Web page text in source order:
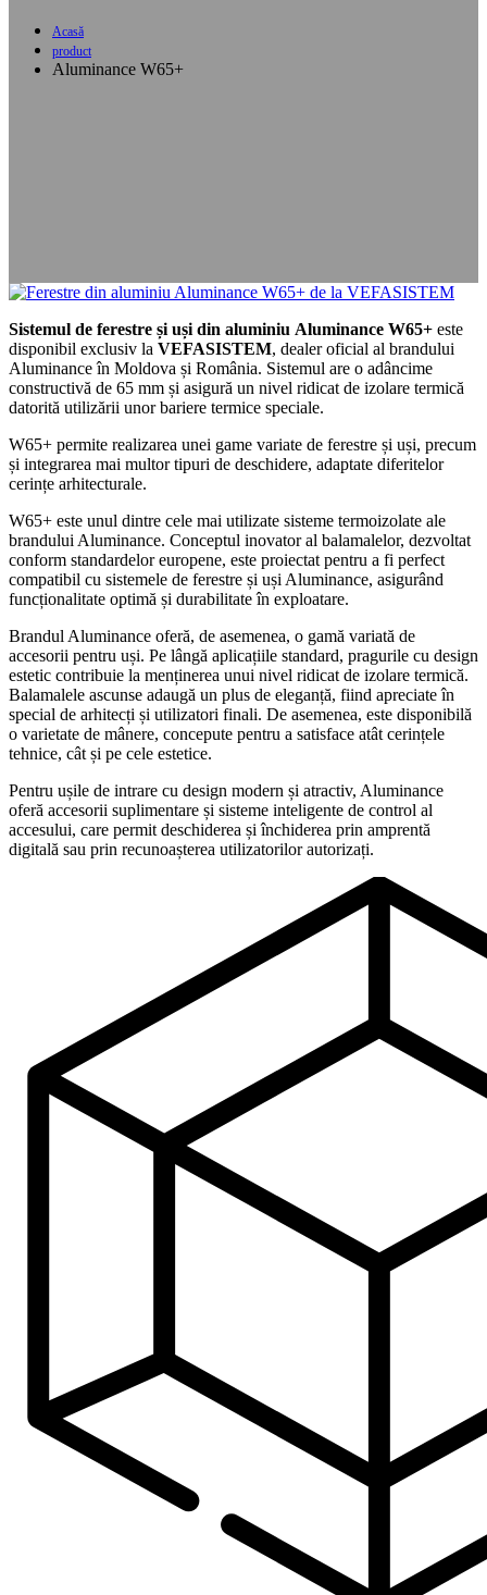
Acasă
product
Aluminance W65+
Sistemul de ferestre și uși din aluminiu Aluminance W65+ este
disponibil exclusiv la VEFASISTEM, dealer oficial al brandului
Aluminance în Moldova și România. Sistemul are o adâncime
constructivă de 65 mm și asigură un nivel ridicat de izolare termică
datorită utilizării unor bariere termice speciale.
W65+ permite realizarea unei game variate de ferestre și uși, precum
și integrarea mai multor tipuri de deschidere, adaptate diferitelor
cerințe arhitecturale.
W65+ este unul dintre cele mai utilizate sisteme termoizolate ale
brandului Aluminance. Conceptul inovator al balamalelor, dezvoltat
conform standardelor europene, este proiectat pentru a fi perfect
compatibil cu sistemele de ferestre și uși Aluminance, asigurând
funcționalitate optimă și durabilitate în exploatare.
Brandul Aluminance oferă, de asemenea, o gamă variată de
accesorii pentru uși. Pe lângă aplicațiile standard, pragurile cu design
estetic contribuie la menținerea unui nivel ridicat de izolare termică.
Balamalele ascunse adaugă un plus de eleganță, fiind apreciate în
special de arhitecți și utilizatori finali. De asemenea, este disponibilă
o varietate de mânere, concepute pentru a satisface atât cerințele
tehnice, cât și pe cele estetice.
Pentru ușile de intrare cu design modern și atractiv, Aluminance
oferă accesorii suplimentare și sisteme inteligente de control al
accesului, care permit deschiderea și închiderea prin amprentă
digitală sau prin recunoașterea utilizatorilor autorizați.